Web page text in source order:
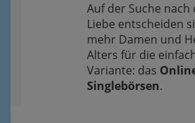
Auf der Suche
Liebe entscheiden
mehr Damen und
Alters für die
Variante: das
Singlebörsen.